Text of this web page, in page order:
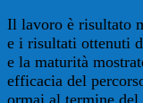
Il lavoro è risultato
e i risultati ottenuti
e la maturità
efficacia del